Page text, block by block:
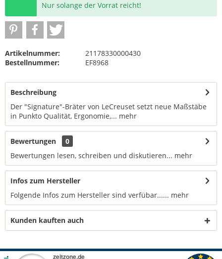
Nur solange der Vorrat reicht!
Artikelnummer:
21178330000430
Bestellnummer:
EF8968
Beschreibung
Der "Signature"-Bräter von LeCreuset setzt neue Maßstäbe
in Punkto Qualität, Ergonomie,... mehr
Bewertungen
0
Bewertungen lesen, schreiben und diskutieren... mehr
Infos zum Hersteller
Folgende Infos zum Hersteller sind verfübar...... mehr
Kunden kauften auch